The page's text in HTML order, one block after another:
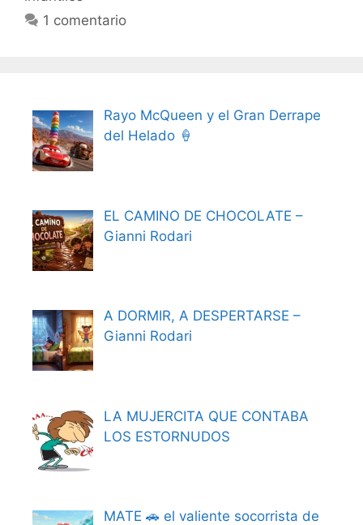
1 comentario
Rayo McQueen y el Gran Derrape
del Helado 🍦
EL CAMINO DE CHOCOLATE –
Gianni Rodari
A DORMIR, A DESPERTARSE –
Gianni Rodari
LA MUJERCITA QUE CONTABA
LOS ESTORNUDOS
MATE 🚗 el valiente socorrista de